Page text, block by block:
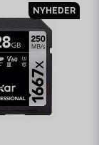
NYHEDER